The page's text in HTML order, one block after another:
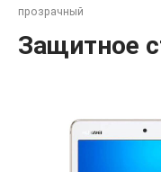
прозрачный
Защитное